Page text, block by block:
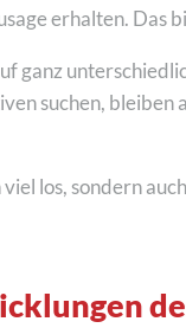
erhalten. Das
ganz
suchen,
los, sondern auch